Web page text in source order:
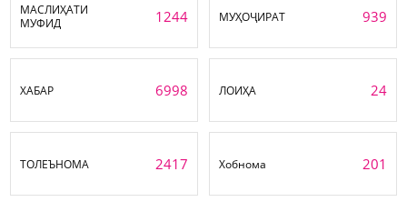
МАСЛИҲАТИ
МУФИД
1244 МУҲОҶИРАТ 939
ХАБАР 6998 ЛОИҲА 24
ТОЛЕЪНОМА 2417 Хобнома 201